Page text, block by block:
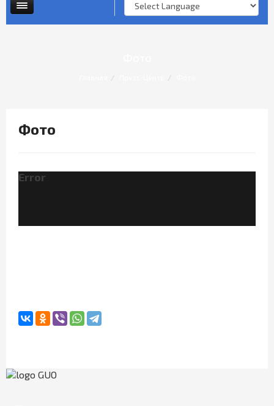
Опросы и анкеты
Фото
Error